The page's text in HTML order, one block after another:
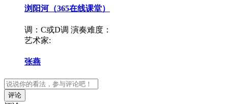
浏阳河（365在线课堂）
调：C或D调 演奏难度：
艺术家:
张燕
评论